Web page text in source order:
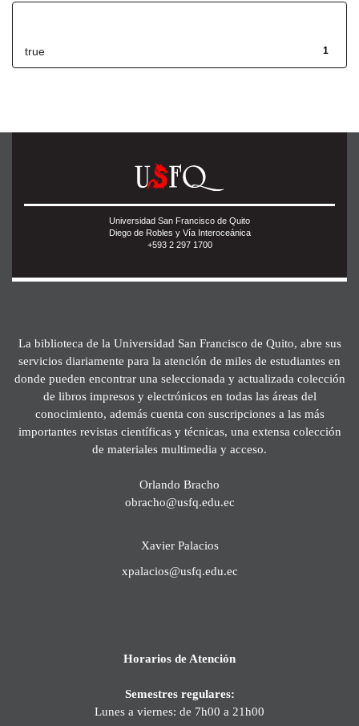
1
true
Universidad San Francisco de Quito
Diego de Robles y Vía Interoceánica
+593 2 297 1700
La biblioteca de la Universidad San Francisco de Quito, abre sus
servicios diariamente para la atención de miles de estudiantes en
donde pueden encontrar una seleccionada y actualizada colección
de libros impresos y electrónicos en todas las áreas del
conocimiento, además cuenta con suscripciones a las más
importantes revistas científicas y técnicas, una extensa colección
de materiales multimedia y acceso.
Orlando Bracho
obracho@usfq.edu.ec
Xavier Palacios
xpalacios@usfq.edu.ec
Horarios de Atención
Semestres regulares:
Lunes a viernes: de 7h00 a 21h00